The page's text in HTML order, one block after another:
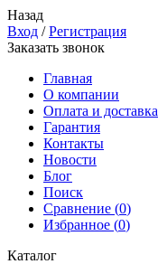
Назад
Вход /Регистрация
Заказать звонок
Главная
О компании
Оплата и доставка
Гарантия
Контакты
Новости
Блог
Поиск
Сравнение (0)
Избранное (0)
Каталог